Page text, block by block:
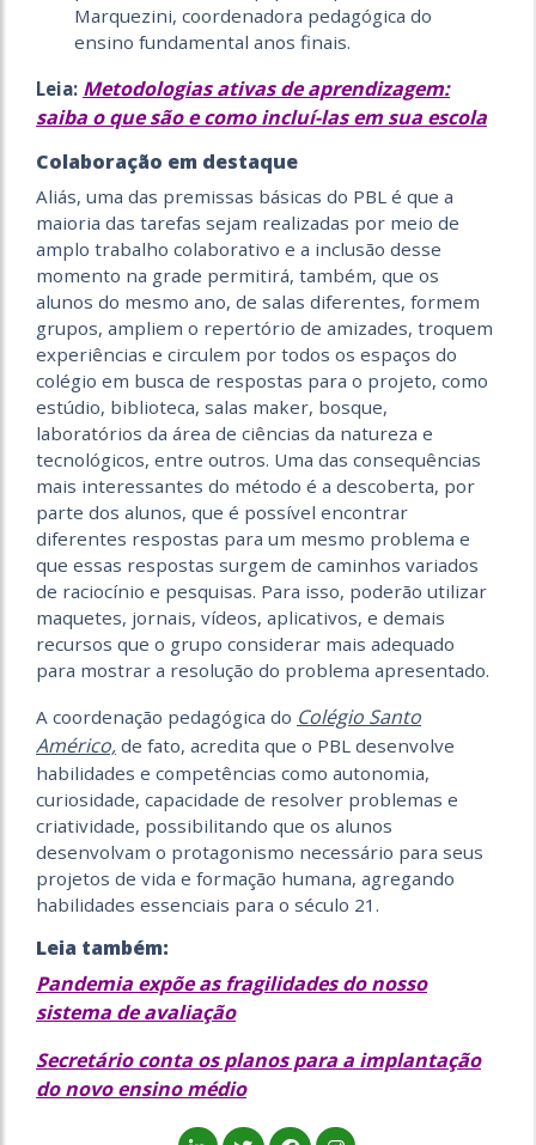
Marquezini, coordenadora pedagógica do
ensino fundamental anos finais.
Leia: Metodologias ativas de aprendizagem:
saiba o que são e como incluí-las em sua escola
Colaboração em destaque
Aliás, uma das premissas básicas do PBL é que a
maioria das tarefas sejam realizadas por meio de
amplo trabalho colaborativo e a inclusão desse
momento na grade permitirá, também, que os
alunos do mesmo ano, de salas diferentes, formem
grupos, ampliem o repertório de amizades, troquem
experiências e circulem por todos os espaços do
colégio em busca de respostas para o projeto, como
estúdio, biblioteca, salas maker, bosque,
laboratórios da área de ciências da natureza e
tecnológicos, entre outros. Uma das consequências
mais interessantes do método é a descoberta, por
parte dos alunos, que é possível encontrar
diferentes respostas para um mesmo problema e
que essas respostas surgem de caminhos variados
de raciocínio e pesquisas. Para isso, poderão utilizar
maquetes, jornais, vídeos, aplicativos, e demais
recursos que o grupo considerar mais adequado
para mostrar a resolução do problema apresentado.
A coordenação pedagógica do Colégio Santo
Américo, de fato, acredita que o PBL desenvolve
habilidades e competências como autonomia,
curiosidade, capacidade de resolver problemas e
criatividade, possibilitando que os alunos
desenvolvam o protagonismo necessário para seus
projetos de vida e formação humana, agregando
habilidades essenciais para o século 21.
Leia também:
Pandemia expõe as fragilidades do nosso
sistema de avaliação
Secretário conta os planos para a implantação
do novo ensino médio